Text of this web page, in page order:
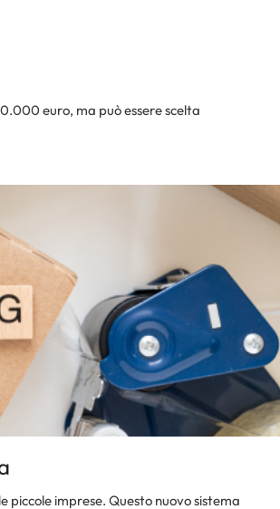
euro, ma può essere scelta
imprese. Questo nuovo sistema